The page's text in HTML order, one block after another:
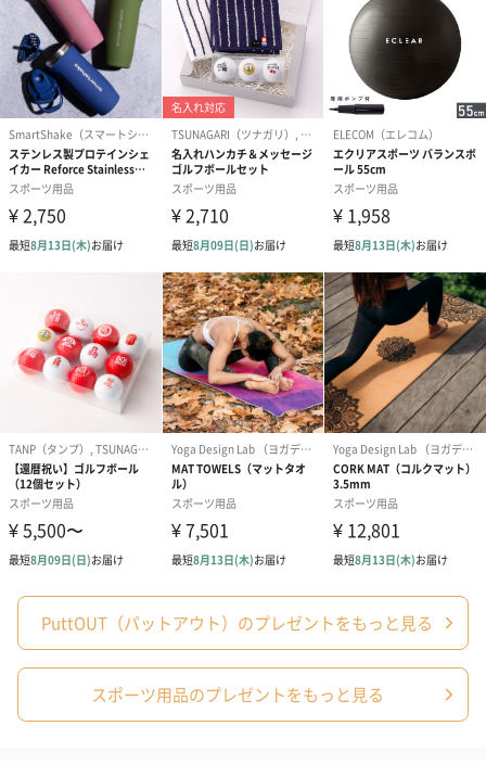
パターマットはキャリーバックに入っており、旅行先でのコース
などの際に持って行くことが可能です。
小さく収容できるので、お家に置いていても邪魔になりません。
取扱説明書はこちら
サイズは3種類をご用意
ミディアムは2色からお選びいただけます
ギフトラッピング対応
プレゼントにぴったり！ギフトラッピングも承っております。
PuttOUT（パットアウト）のプレゼントをもっと見る
スポーツ用品のプレゼントをもっと見る